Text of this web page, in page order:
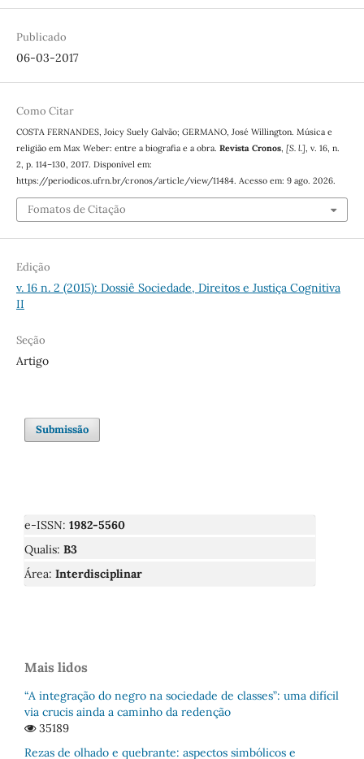
Publicado
06-03-2017
Como Citar
COSTA FERNANDES, Joicy Suely Galvão; GERMANO, José Willington. Música e
religião em Max Weber: entre a biografia e a obra. Revista Cronos, [S. l.], v. 16, n.
2, p. 114–130, 2017. Disponível em:
https://periodicos.ufrn.br/cronos/article/view/11484. Acesso em: 9 ago. 2026.
Fomatos de Citação
Edição
v. 16 n. 2 (2015): Dossiê Sociedade, Direitos e Justiça Cognitiva
II
Seção
Artigo
Submissão
e-ISSN: 1982-5560
Qualis: B3
Área: Interdisciplinar
Mais lidos
“A integração do negro na sociedade de classes”: uma difícil
via crucis ainda a caminho da redenção
35189
Rezas de olhado e quebrante: aspectos simbólicos e